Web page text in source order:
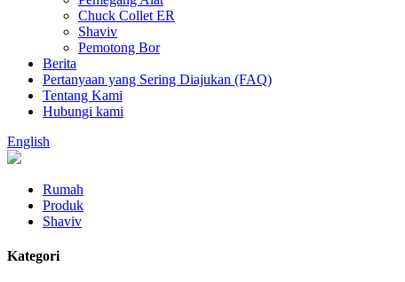
Chuck Collet ER
Shaviv
Pemotong Bor
Berita
Pertanyaan yang Sering Diajukan (FAQ)
Tentang Kami
Hubungi kami
English
Rumah
Produk
Shaviv
Kategori